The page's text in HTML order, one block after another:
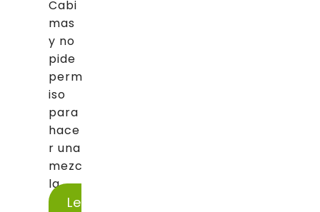
Cabi
mas
y no
pide
perm
iso
para
hace
r una
mezc
la...
Le